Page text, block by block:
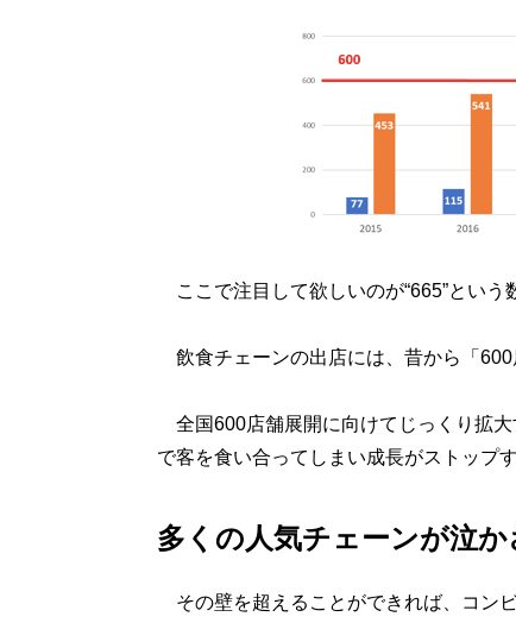
ここで注目して欲しいのが“665”という
飲食チェーンの出店には、昔から「600
全国600店舗展開に向けてじっくり拡
で客を食い合ってしまい成長がストップ
多くの人気チェーンが泣か
その壁を超えることができれば、コン